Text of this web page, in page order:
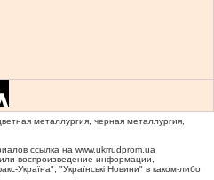
металлургия, черная металлургия,
ссылка на www.ukrrudprom.ua
воспроизведение информации,
Україна", "Українськi Новини" в каком-либо